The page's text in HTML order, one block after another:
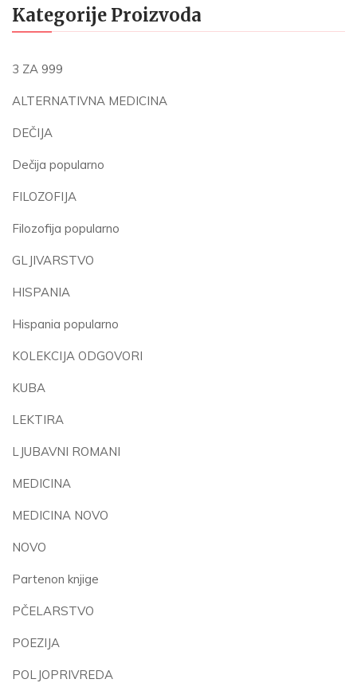
Kategorije Proizvoda
3 ZA 999
ALTERNATIVNA MEDICINA
DEČIJA
Dečija popularno
FILOZOFIJA
Filozofija popularno
GLJIVARSTVO
HISPANIA
Hispania popularno
KOLEKCIJA ODGOVORI
KUBA
LEKTIRA
LJUBAVNI ROMANI
MEDICINA
MEDICINA NOVO
NOVO
Partenon knjige
PČELARSTVO
POEZIJA
POLJOPRIVREDA